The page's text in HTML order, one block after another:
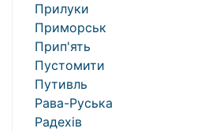
Прилуки
Приморськ
Прип'ять
Пустомити
Путивль
Рава-Руська
Радехів